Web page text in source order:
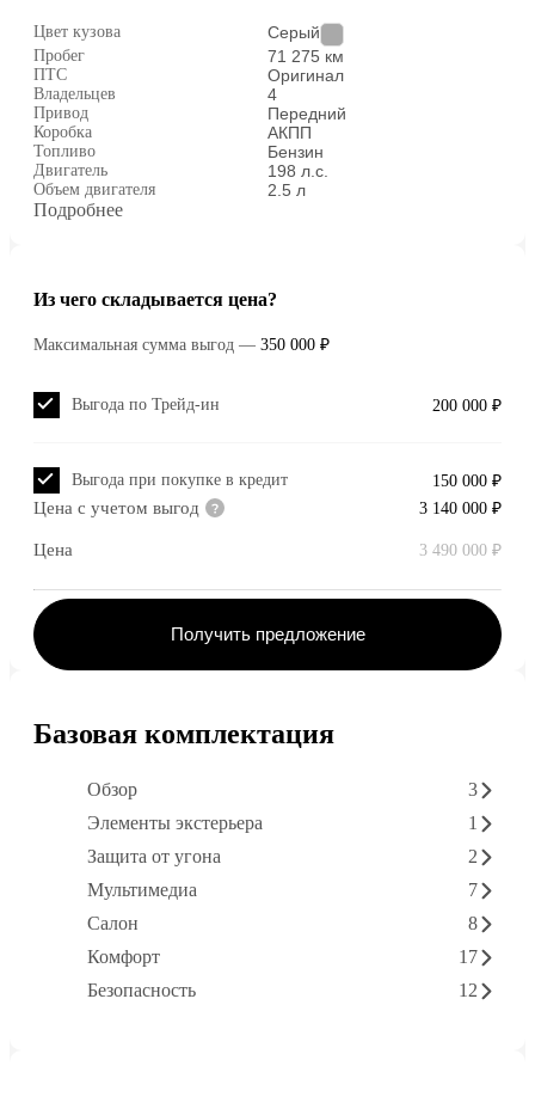
Цвет кузова Серый
Пробег 71 275 км
ПТС Оригинал
Владельцев 4
Привод Передний
Коробка АКПП
Топливо Бензин
Двигатель 198 л.с.
Объем двигателя 2.5 л
Подробнее
Из чего складывается цена?
Максимальная сумма выгод — 350 000 ₽
200 000 ₽
Выгода по Трейд-ин
150 000 ₽
Выгода при покупке в кредит
Цена с учетом выгод 3 140 000 ₽
Цена 3 490 000 ₽
Получить предложение
Базовая комплектация
Обзор
3
Элементы экстерьера
1
Защита от угона
2
Мультимедиа
7
Салон
8
Комфорт
17
Безопасность
12